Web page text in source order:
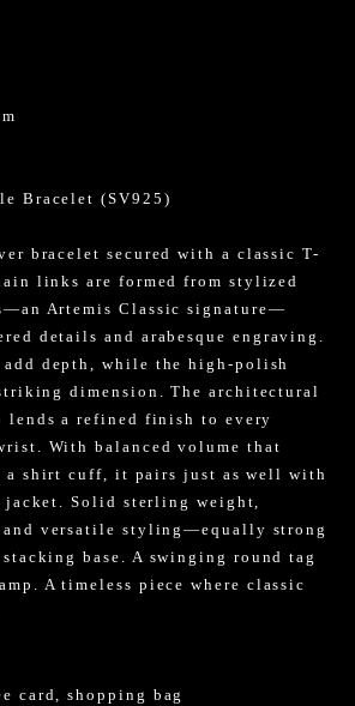
Bracelet (SV925)
bracelet secured with a classic T-
links are formed from stylized
Artemis Classic signature—
details and arabesque engraving.
add depth, while the high-polish
dimension. The architectural
lends a refined finish to every
With balanced volume that
a shirt cuff, it pairs just as well with
jacket. Solid sterling weight,
and versatile styling—equally strong
base. A swinging round tag
A timeless piece where classic
card, shopping bag